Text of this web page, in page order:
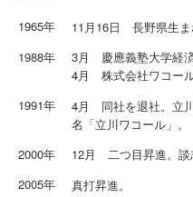
1965年
11月16日 長野県生ま
1988年
3月 慶應義塾大学経済
4月 株式会社ワコー
1991年
4月 同社を退社。立
名「立川ワコール」。
2000年
12月 二つ目昇進。談
2005年
真打昇進。